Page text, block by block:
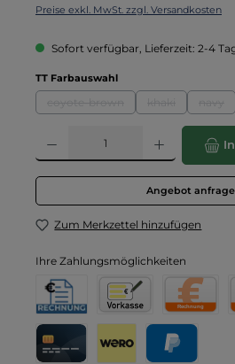
Preise exkl. MwSt. zzgl. Versandkosten
Sofort verfügbar, Lieferzeit: 2-4
TT Farbauswahlauswählen
(Diese Option ist zurzeit nicht
(Diese Option
Produkt Anzahl: Gib den gewünschten
Angebot
Zum Merkzettel hinzufügen
Ihre Zahlungsmöglichkeiten
Rechnung für Behörden
Vorkasse